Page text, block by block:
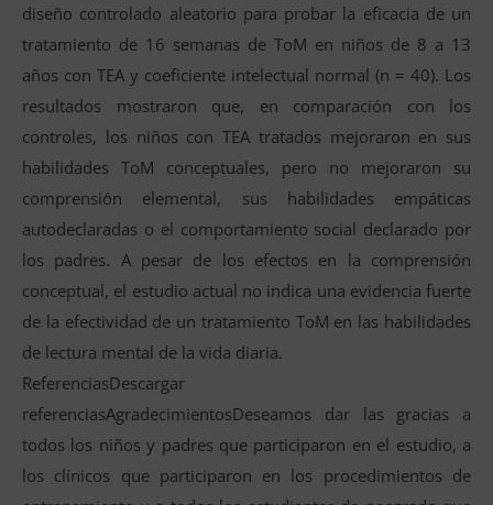
diseño controlado aleatorio para probar la eficacia de un
tratamiento de 16 semanas de ToM en niños de 8 a 13
años con TEA y coeficiente intelectual normal (n = 40). Los
resultados mostraron que, en comparación con los
controles, los niños con TEA tratados mejoraron en sus
habilidades ToM conceptuales, pero no mejoraron su
comprensión elemental, sus habilidades empáticas
autodeclaradas o el comportamiento social declarado por
los padres. A pesar de los efectos en la comprensión
conceptual, el estudio actual no indica una evidencia fuerte
de la efectividad de un tratamiento ToM en las habilidades
de lectura mental de la vida diaria.
ReferenciasDescargar
referenciasAgradecimientosDeseamos dar las gracias a
todos los niños y padres que participaron en el estudio, a
los clínicos que participaron en los procedimientos de